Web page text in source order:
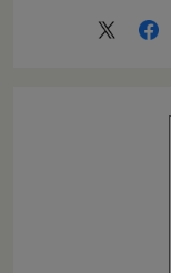
でも、夏はとて
があったらいいの
で、夏用に涼しそ